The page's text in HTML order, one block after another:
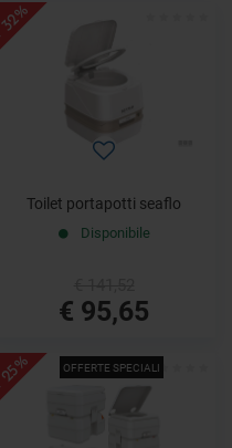
- 32%
Toilet portapotti seaflo
Disponibile
€ 95,65
OFFERTE SPECIALI
- 25%